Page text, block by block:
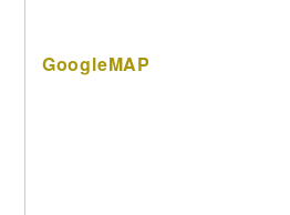
GoogleMAP